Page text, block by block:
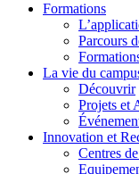
Formations
Parcours
La vie du
Découvrir
Projets et
Innovation et
Centres